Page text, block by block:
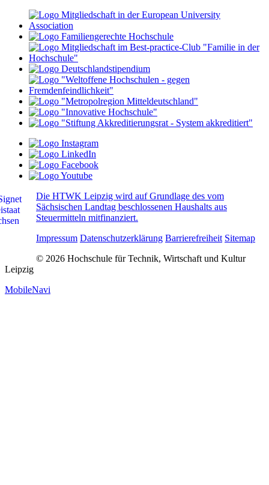
Die HTWK Leipzig wird auf Grundlage des vom
Sächsischen Landtag beschlossenen Haushalts aus
Steuermitteln mitfinanziert.
Impressum Datenschutzerklärung Barrierefreiheit Sitemap
© 2026 Hochschule für Technik, Wirtschaft und Kultur
Leipzig
MobileNavi